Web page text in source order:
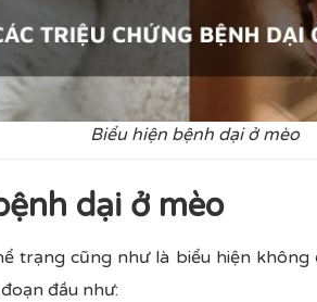
Biểu hiện bệnh dại ở mèo
dại ở mèo
trạng cũng như là biểu hiện
đầu như: